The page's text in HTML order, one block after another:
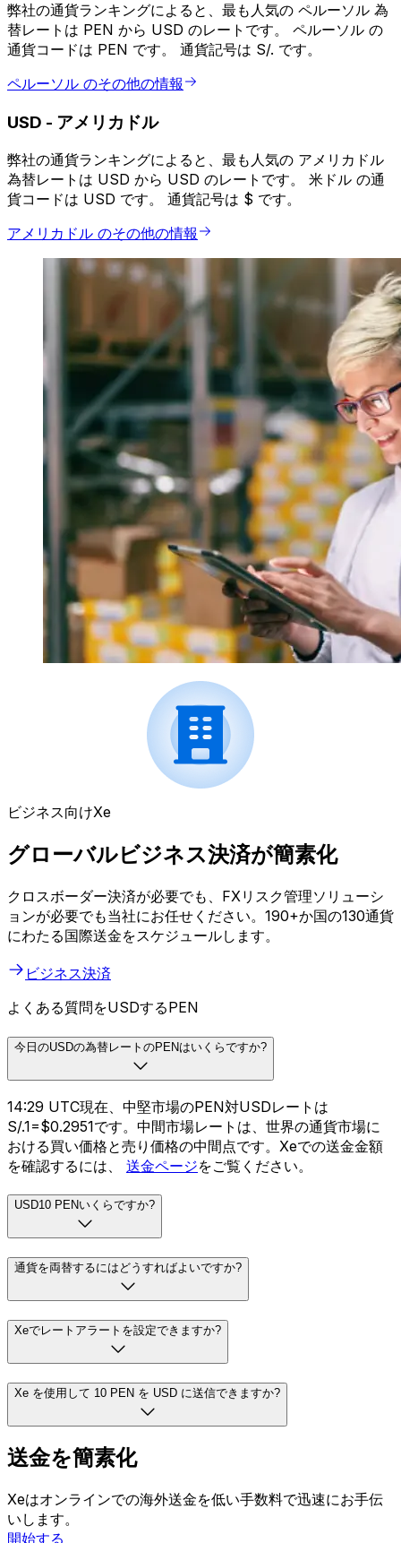
弊社の通貨ランキングによると、最も人気の ペルーソル 為
替レートは PEN から USD のレートです。 ペルーソル の
通貨コードは PEN です。 通貨記号は S/. です。
ペルーソル のその他の情報
USD - アメリカドル
弊社の通貨ランキングによると、最も人気の アメリカドル
為替レートは USD から USD のレートです。 米ドル の通
貨コードは USD です。 通貨記号は $ です。
アメリカドル のその他の情報
ビジネス向けXe
グローバルビジネス決済が簡素化
クロスボーダー決済が必要でも、FXリスク管理ソリューシ
ョンが必要でも当社にお任せください。190+か国の130通貨
にわたる国際送金をスケジュールします。
ビジネス決済
よくある質問をUSDするPEN
今日のUSDの為替レートのPENはいくらですか?
14:29 UTC現在、中堅市場のPEN対USDレートは
S/.1=$0.2951です。中間市場レートは、世界の通貨市場に
おける買い価格と売り価格の中間点です。Xeでの送金金額
を確認するには、 送金ページをご覧ください。
USD10 PENいくらですか?
通貨を両替するにはどうすればよいですか?
Xeでレートアラートを設定できますか?
Xe を使用して 10 PEN を USD に送信できますか?
送金を簡素化
Xeはオンラインでの海外送金を低い手数料で迅速にお手伝
いします。
開始する